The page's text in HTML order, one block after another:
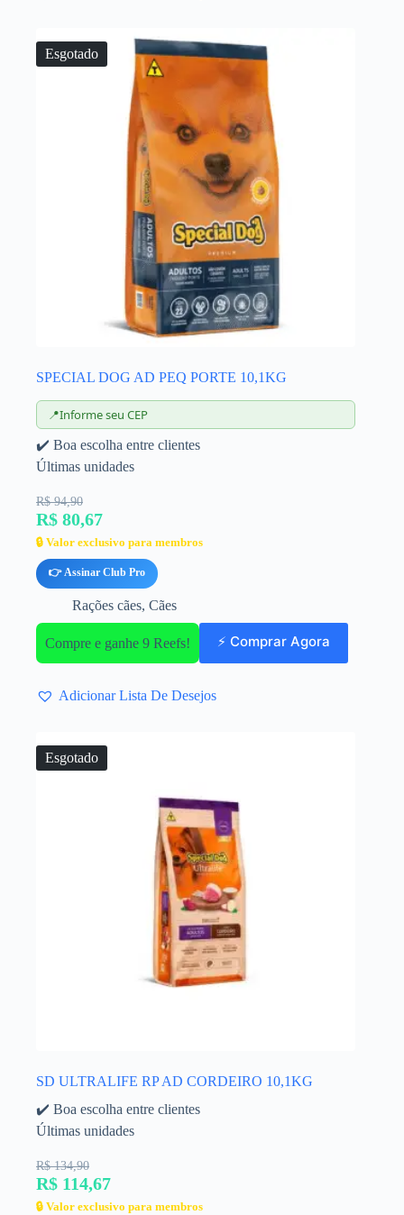
Esgotado
SPECIAL DOG AD PEQ PORTE 10,1KG
📍Informe seu CEP
✔️ Boa escolha entre clientes
Últimas unidades
R$ 94,90
R$ 80,67
🔒 Valor exclusivo para membros
👉 Assinar Club Pro
Rações cães, Cães
Compre e ganhe 9 Reefs! ⚡ Comprar Agora
Adicionar Lista De Desejos
Esgotado
SD ULTRALIFE RP AD CORDEIRO 10,1KG
✔️ Boa escolha entre clientes
Últimas unidades
R$ 134,90
R$ 114,67
🔒 Valor exclusivo para membros